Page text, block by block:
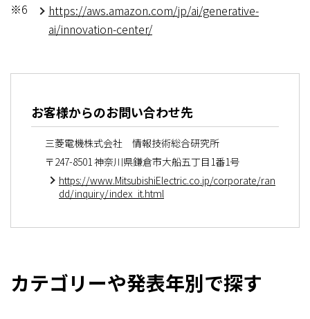
※6
https://aws.amazon.com/jp/ai/generative-
ai/innovation-center/
お客様からのお問い合わせ先
三菱電機株式会社 情報技術総合研究所
〒247-8501 神奈川県鎌倉市大船五丁目1番1号
https://www.MitsubishiElectric.co.jp/corporate/ran
dd/inquiry/index_it.html
カテゴリーや発表年別で探す